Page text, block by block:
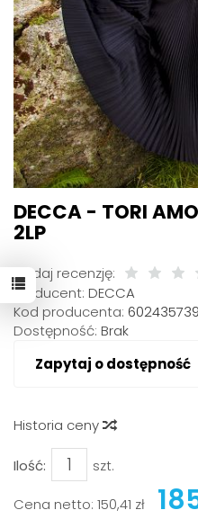
DECCA - TORI
2LP
Dodaj recenzję:
Producent: DECCA
Kod producenta:
Dostępność: Brak
Zapytaj o dostępność
Historia ceny
Ilość: szt.
Cena netto: 150,41 zł